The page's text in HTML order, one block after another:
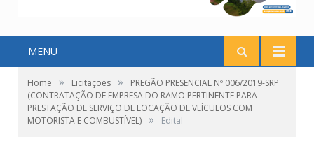
MENU
Home » Licitações »
PREGÃO PRESENCIAL Nº 006/2019-SRP
(CONTRATAÇÃO DE EMPRESA DO RAMO PERTINENTE PARA
PRESTAÇÃO DE SERVIÇO DE LOCAÇÃO DE VEÍCULOS COM
MOTORISTA E COMBUSTÍVEL) » Edital